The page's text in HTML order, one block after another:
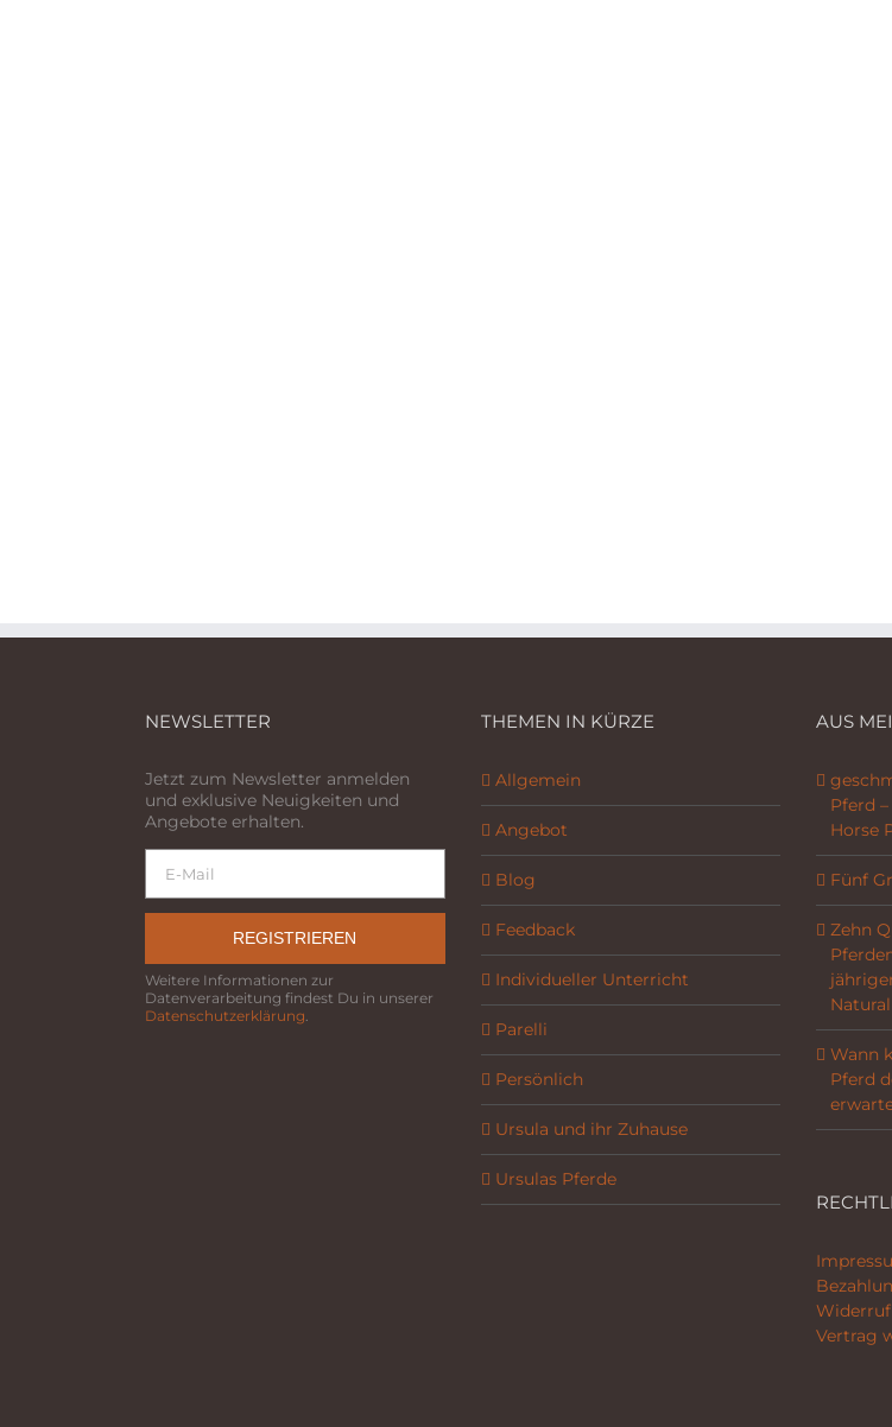
NEWSLETTER
Jetzt zum Newsletter anmelden
und exklusive Neuigkeiten und
Angebote erhalten.
REGISTRIEREN
Weitere Informationen zur
Datenverarbeitung findest Du in unserer
Datenschutzerklärung
THEMEN IN KÜRZE
Allgemein
Angebot
Blog
Feedback
Individueller Unterricht
Parelli
Persönlich
Ursula und ihr Zuhause
Ursulas Pferde
AUS
Pferd
Horse
Fünf
Zehn
Wann
Pferd
Widerruf
Vertrag